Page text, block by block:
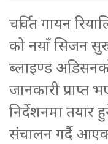
चर्चित गायन
को नयाँ सिजन
ब्लाइण्ड
जानकारी प्राप्त
निर्देशनमा
संचालन गर्दै